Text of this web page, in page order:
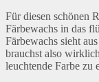
Für diesen schönen
Färbewachs in das
Färbewachs sieht
brauchst also
leuchtende Farbe zu